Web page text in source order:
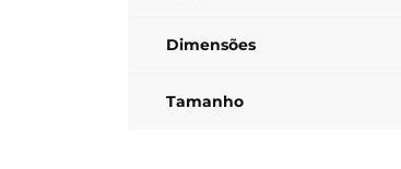
Dimensões
Tamanho